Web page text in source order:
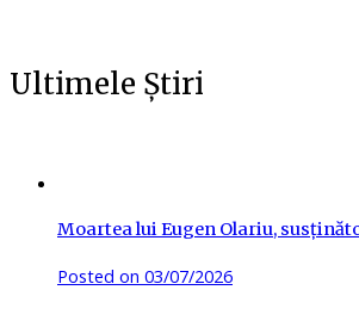
Ultimele Știri
Moartea lui Eugen Olariu,
Posted on 03/07/2026